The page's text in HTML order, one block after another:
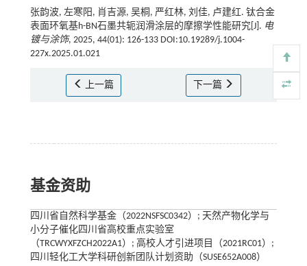
张韵波, 左寒阳, 肖吉源, 吴桐, 严红林, 刘佳, 卢建红. 钛合金
表面环氧基h-BN石墨共轭润滑涂层的摩擦学性能研究[J]. 电
镀与涂饰, 2025, 44(01): 126-133 DOI:10.19289/j.1004-
227x.2025.01.021
上一篇 下一篇
基金资助
四川省自然科学基金（2022NSFSC0342）; 天然产物化学与
小分子催化四川省高校重点实验室
（TRCWYXFZCH2022A1）; 高校人才引进项目（2021RC01）;
四川轻化工大学科研创新团队计划资助（SUSE652A008）